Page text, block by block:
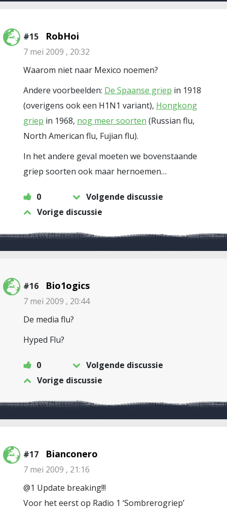
#15 RobHoi
7 mei 2009 , 20:32
Waarom niet naar Mexico noemen?
Andere voorbeelden: De Spaanse griep in 1918
(overigens ook een H1N1 variant), Hongkong
griep in 1968, nog meer soorten (Russian flu,
North American flu, Fujian flu).
In het andere geval moeten we bovenstaande
griep soorten ook maar hernoemen…
0
Volgende discussie
Vorige discussie
#16 Bio1ogics
7 mei 2009 , 20:44
De media flu?
Hyped Flu?
0
Volgende discussie
Vorige discussie
#17 Bianconero
7 mei 2009 , 21:16
@1 Update breaking!!!
Voor het eerst op Radio 1 ‘Sombrerogriep’